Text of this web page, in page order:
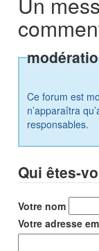
Ce forum est
n’apparaîtra
responsables.
Qui êtes-
Votre nom
Votre adresse